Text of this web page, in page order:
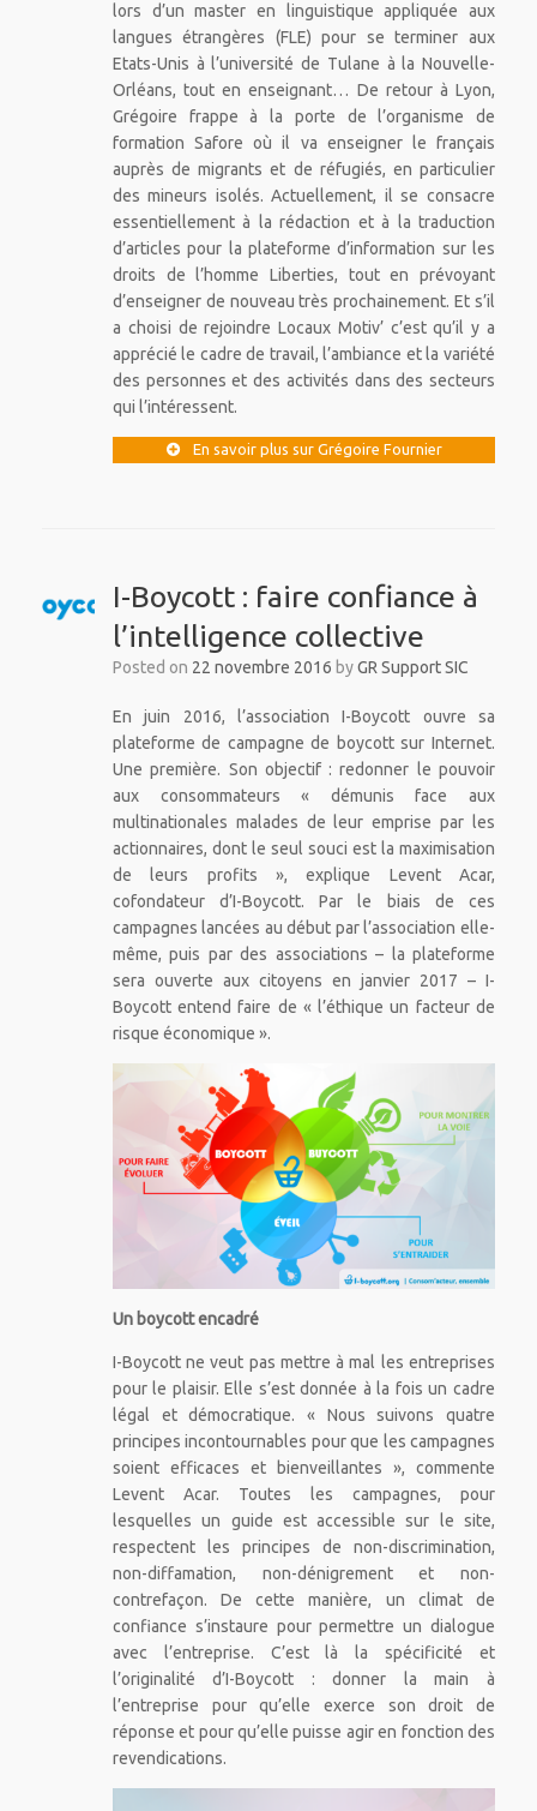
lors d’un master en linguistique appliquée aux
langues étrangères (FLE) pour se terminer aux
Etats-Unis à l’université de Tulane à la Nouvelle-
Orléans, tout en enseignant… De retour à Lyon,
Grégoire frappe à la porte de l’organisme de
formation Safore où il va enseigner le français
auprès de migrants et de réfugiés, en particulier
des mineurs isolés. Actuellement, il se consacre
essentiellement à la rédaction et à la traduction
d’articles pour la plateforme d’information sur les
droits de l’homme Liberties, tout en prévoyant
d’enseigner de nouveau très prochainement. Et s’il
a choisi de rejoindre Locaux Motiv’ c’est qu’il y a
apprécié le cadre de travail, l’ambiance et la variété
des personnes et des activités dans des secteurs
qui l’intéressent.
En savoir plus sur Grégoire Fournier
I-Boycott : faire confiance à
l’intelligence collective
Posted on 22 novembre 2016 byGR Support SIC
En juin 2016, l’association I-Boycott ouvre sa
plateforme de campagne de boycott sur Internet.
Une première. Son objectif : redonner le pouvoir
aux consommateurs « démunis face aux
multinationales malades de leur emprise par les
actionnaires, dont le seul souci est la maximisation
de leurs profits », explique Levent Acar,
cofondateur d’I-Boycott. Par le biais de ces
campagnes lancées au début par l’association elle-
même, puis par des associations – la plateforme
sera ouverte aux citoyens en janvier 2017 – I-
Boycott entend faire de « l’éthique un facteur de
risque économique ».
Un boycott encadré
I-Boycott ne veut pas mettre à mal les entreprises
pour le plaisir. Elle s’est donnée à la fois un cadre
légal et démocratique. « Nous suivons quatre
principes incontournables pour que les campagnes
soient efficaces et bienveillantes », commente
Levent Acar. Toutes les campagnes, pour
lesquelles un guide est accessible sur le site,
respectent les principes de non-discrimination,
non-diffamation, non-dénigrement et non-
contrefaçon. De cette manière, un climat de
confiance s’instaure pour permettre un dialogue
avec l’entreprise. C’est là la spécificité et
l’originalité d’I-Boycott : donner la main à
l’entreprise pour qu’elle exerce son droit de
réponse et pour qu’elle puisse agir en fonction des
revendications.